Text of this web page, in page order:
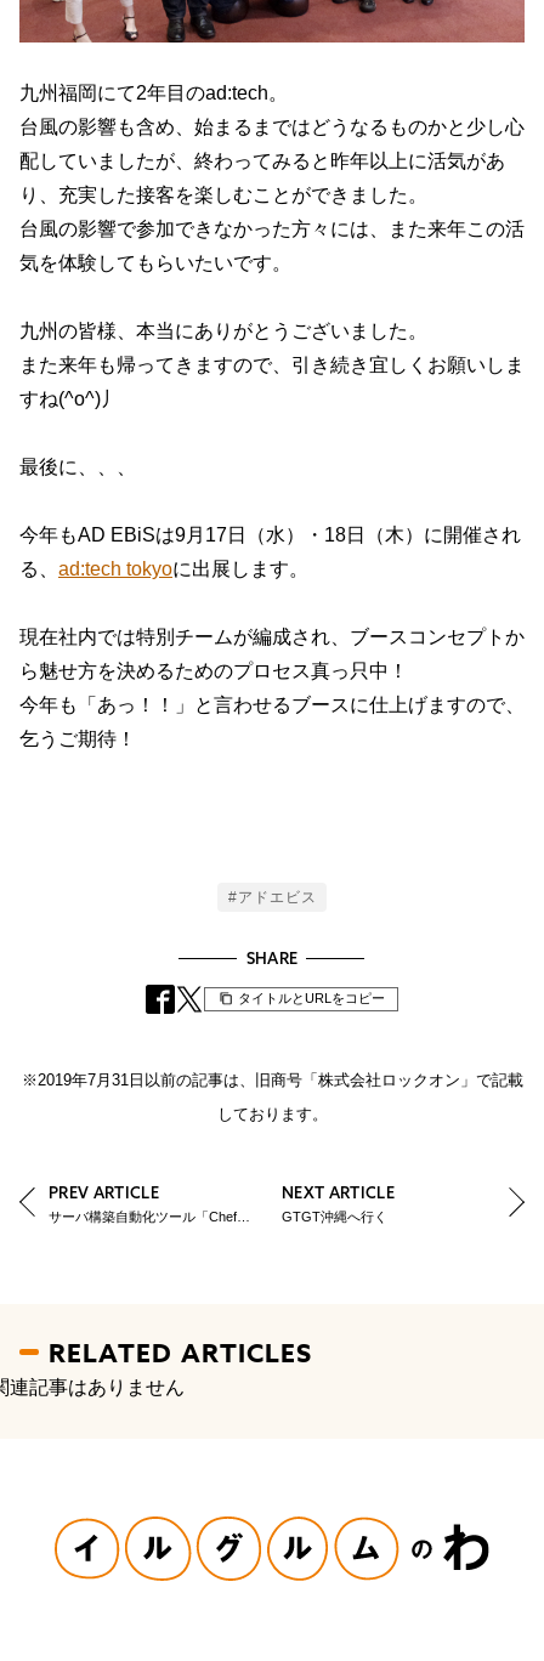
九州福岡にて2年目のad:tech。
台風の影響も含め、始まるまではどうなるものかと少し心
配していましたが、終わってみると昨年以上に活気があ
り、充実した接客を楽しむことができました。
台風の影響で参加できなかった方々には、また来年この活
気を体験してもらいたいです。
九州の皆様、本当にありがとうございました。
また来年も帰ってきますので、引き続き宜しくお願いしま
すね(^o^)丿
最後に、、、
今年もAD EBiSは9月17日（水）・18日（木）に開催され
る、 ad:tech tokyoに出展します。
現在社内では特別チームが編成され、ブースコンセプトか
ら魅せ方を決めるためのプロセス真っ只中！
今年も「あっ！！」と言わせるブースに仕上げますので、
乞うご期待！
#アドエビス
SHARE
タイトルとURLをコピー
※2019年7月31日以前の記事は、旧商号「株式会社ロックオン」で記載
しております。
PREV ARTICLE NEXT ARTICLE
GTGT沖縄へ行く
RELATED ARTICLES
連記事はありません